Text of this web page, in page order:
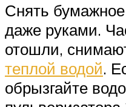
Снять
даже руками.
отошли,
теплой водой.
обрызгайте